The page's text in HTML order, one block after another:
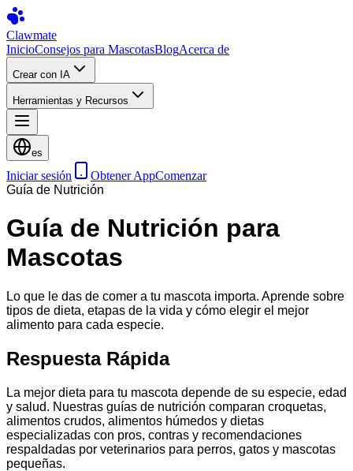
Clawmate
InicioConsejos para MascotasBlogAcerca de
Crear con IA
Herramientas y Recursos
es
Iniciar sesión Obtener AppComenzar
Guía de Nutrición
Guía de Nutrición para
Mascotas
Lo que le das de comer a tu mascota importa. Aprende sobre
tipos de dieta, etapas de la vida y cómo elegir el mejor
alimento para cada especie.
Respuesta Rápida
La mejor dieta para tu mascota depende de su especie, edad
y salud. Nuestras guías de nutrición comparan croquetas,
alimentos crudos, alimentos húmedos y dietas
especializadas con pros, contras y recomendaciones
respaldadas por veterinarios para perros, gatos y mascotas
pequeñas.